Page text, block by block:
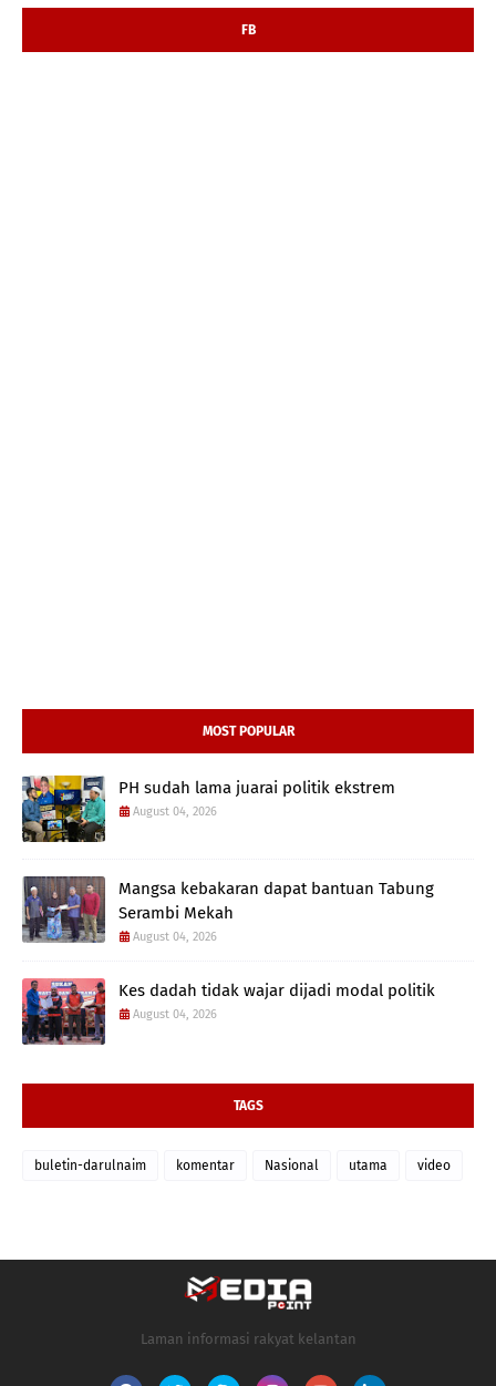
FB
MOST POPULAR
PH sudah lama juarai politik ekstrem
August 04, 2026
Mangsa kebakaran dapat bantuan Tabung
Serambi Mekah
August 04, 2026
Kes dadah tidak wajar dijadi modal politik
August 04, 2026
TAGS
buletin-darulnaim komentar Nasional utama video
Laman informasi rakyat kelantan